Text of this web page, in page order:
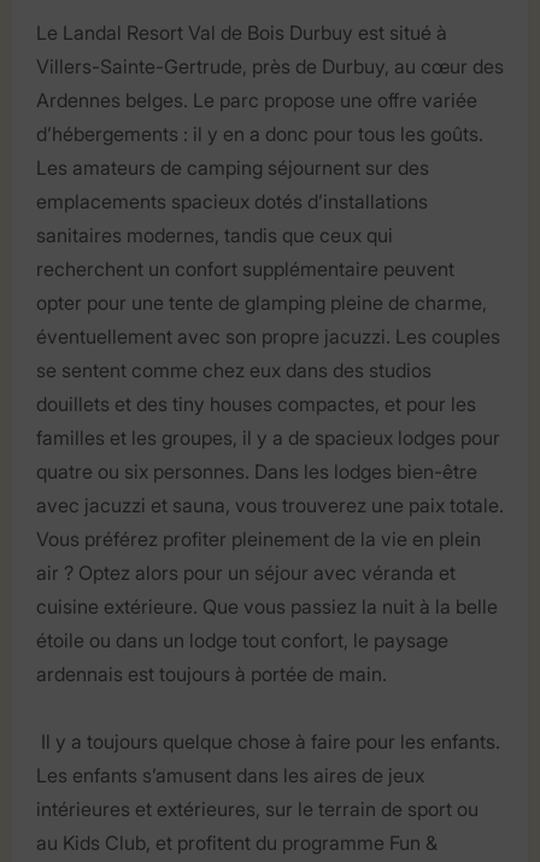
Le Landal Resort Val de Bois Durbuy est situé à
Villers-Sainte-Gertrude, près de Durbuy, au cœur des
Ardennes belges. Le parc propose une offre variée
d’hébergements : il y en a donc pour tous les goûts.
Les amateurs de camping séjournent sur des
emplacements spacieux dotés d’installations
sanitaires modernes, tandis que ceux qui
recherchent un confort supplémentaire peuvent
opter pour une tente de glamping pleine de charme,
éventuellement avec son propre jacuzzi. Les couples
se sentent comme chez eux dans des studios
douillets et des tiny houses compactes, et pour les
familles et les groupes, il y a de spacieux lodges pour
quatre ou six personnes. Dans les lodges bien-être
avec jacuzzi et sauna, vous trouverez une paix totale.
Vous préférez profiter pleinement de la vie en plein
air ? Optez alors pour un séjour avec véranda et
cuisine extérieure. Que vous passiez la nuit à la belle
étoile ou dans un lodge tout confort, le paysage
ardennais est toujours à portée de main.
Il y a toujours quelque chose à faire pour les enfants.
Les enfants s’amusent dans les aires de jeux
intérieures et extérieures, sur le terrain de sport ou
au Kids Club, et profitent du programme Fun &